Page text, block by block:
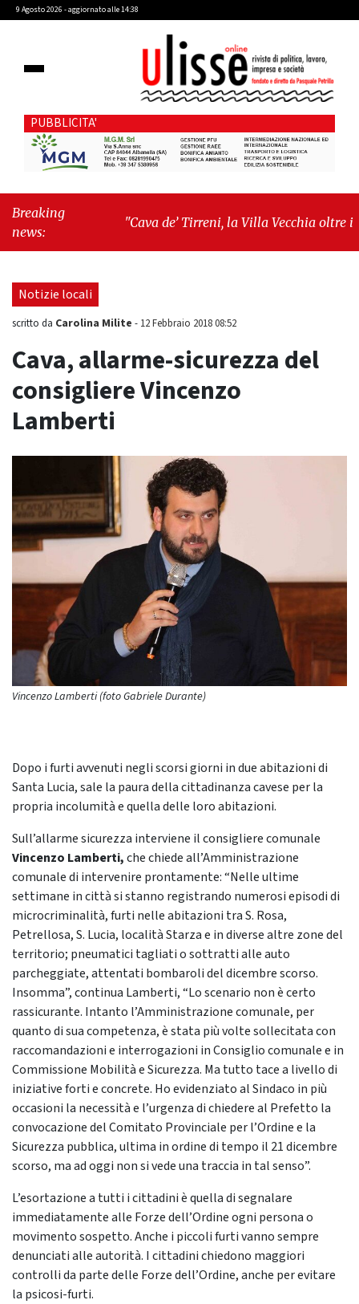
9 Agosto 2026 - aggiornato alle 14:38
PUBBLICITA'
Breaking
news:
"Cava de’ Tirreni, la Villa Vecchia oltre i
seduta consiliare: “Serve chiarezza!”"
Notizie locali
scritto da Carolina Milite - 12 Febbraio 2018 08:52
Cava, allarme-sicurezza del
consigliere Vincenzo
Lamberti
Vincenzo Lamberti (foto Gabriele Durante)
Dopo i furti avvenuti negli scorsi giorni in due abitazioni di
Santa Lucia, sale la paura della cittadinanza cavese per la
propria incolumità e quella delle loro abitazioni.
Sull’allarme sicurezza interviene il consigliere comunale
Vincenzo Lamberti,chechiede all’Amministrazione
comunale di intervenire prontamente: “Nelle ultime
settimane in città si stanno registrando numerosi episodi di
microcriminalità, furti nelle abitazioni tra S. Rosa,
Petrellosa, S. Lucia, località Starza e in diverse altre zone del
territorio; pneumatici tagliati o sottratti alle auto
parcheggiate, attentati bombaroli del dicembre scorso.
Insomma”, continua Lamberti, “Lo scenario non è certo
rassicurante. Intanto l’Amministrazione comunale, per
quanto di sua competenza, è stata più volte sollecitata con
raccomandazioni e interrogazioni in Consiglio comunale e in
Commissione Mobilità e Sicurezza. Ma tutto tace a livello di
iniziative forti e concrete. Ho evidenziato al Sindaco in più
occasioni la necessità e l’urgenza di chiedere al Prefetto la
convocazione del Comitato Provinciale per l’Ordine e la
Sicurezza pubblica, ultima in ordine di tempo il 21 dicembre
scorso, ma ad oggi non si vede una traccia in tal senso”.
L’esortazione a tutti i cittadini è quella di segnalare
immediatamente alle Forze dell’Ordine ogni persona o
movimento sospetto. Anche i piccoli furti vanno sempre
denunciati alle autorità. I cittadini chiedono maggiori
controlli da parte delle Forze dell’Ordine, anche per evitare
la psicosi-furti.